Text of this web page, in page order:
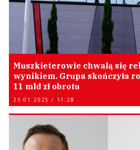
Muszkieterowie chwalą się
wynikiem. Grupa skończyła
11 mld zł obrotu
23.01.2025 / 11:28